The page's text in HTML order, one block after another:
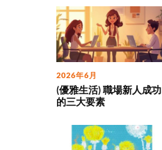
2026年6月
(優雅生活) 職場新人成功
的三大要素